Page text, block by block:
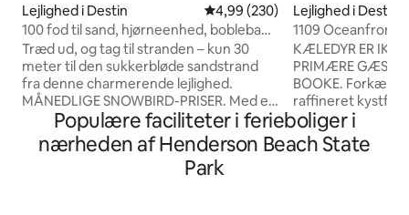
Lejlighed i Destin 4,99 ud af 5 i gennemsnitlig
4,99 (230)
100 fod til sand, hjørneenhed, boblebad,
udsigt til haven
Træd ud, og tag til stranden – kun 30
meter til den sukkerbløde sandstrand
fra denne charmerende lejlighed.
MÅNEDLIGE SNOWBIRD-PRISER. Med en
master-suite med kingsize-dobbeltseng
og privat badeværelse, et andet værelse
med kingsize-dobbeltseng samt en
køjeplads til børn med et fælles
Lejlighed i Destin
1109 Oceanfront
Pools/
beliggenhed
KÆLEDYR ER
PRIMÆRE GÆST
BOOKE. Forkæl dig selv med en
raffineret
Resort 1109 – en
feriebolig med 1
badeværelser,
Populære faciliteter i ferieboliger i
nærheden af Henderson Beach State
Park